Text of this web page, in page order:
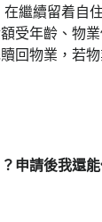
繼續留着自
受年齡、物
回物業，若
申請後我還